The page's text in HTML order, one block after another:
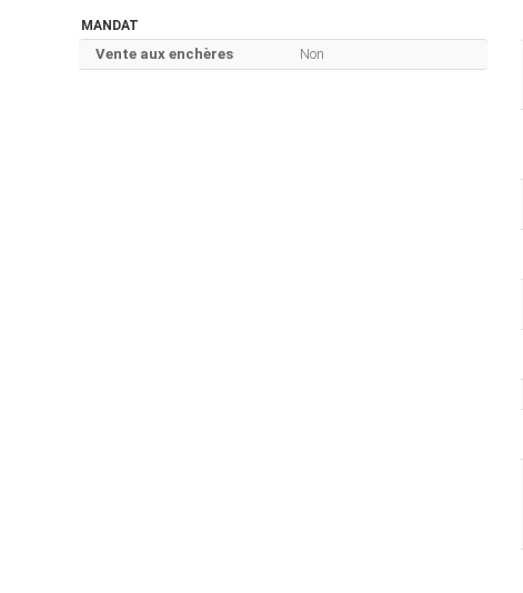
MANDAT
Vente aux enchères Non